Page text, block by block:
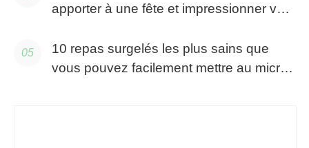
apporter à une fête et impressionner vos
10 repas surgelés les plus sains que
vous pouvez facilement mettre au micro-